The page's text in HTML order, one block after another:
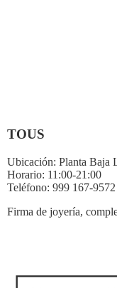
TOUS
Ubicación: Planta Baja
Horario: 11:00-21:00
Teléfono: 999 167-9572
Firma de joyería,